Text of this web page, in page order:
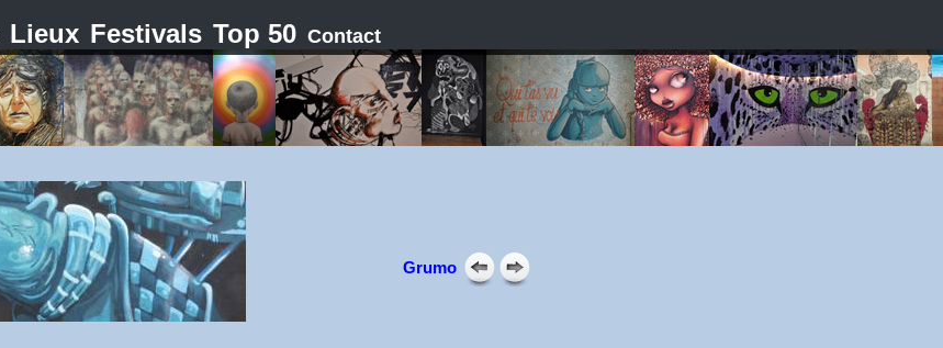
Lieux Festivals Top 50 Contact
Grumo